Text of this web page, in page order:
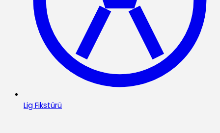
Lig Fikstürü